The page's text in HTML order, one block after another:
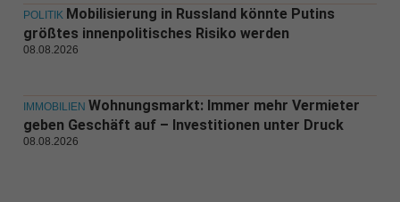
POLITIK Mobilisierung in Russland könnte Putins
größtes innenpolitisches Risiko werden
08.08.2026
IMMOBILIEN Wohnungsmarkt: Immer mehr Vermieter
geben Geschäft auf – Investitionen unter Druck
08.08.2026